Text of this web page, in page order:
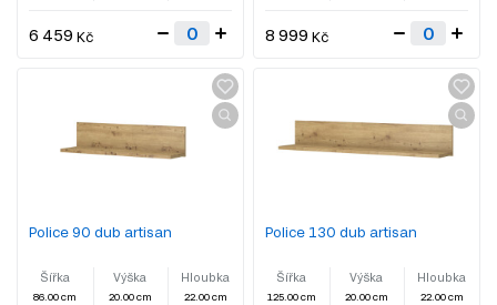
6 459 Kč 8 999 Kč
Police 90 dub artisan
Šířka
86.00 cm
Výška
20.00 cm
Hloubka
22.00 cm
Police 130 dub artisan
Šířka
125.00 cm
Výška
20.00 cm
Hloubka
22.00 cm